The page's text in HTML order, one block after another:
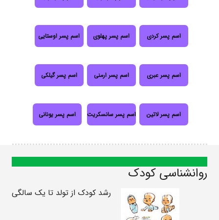
اسم پسر کردی اسم پسر پهلوی اسم پسر اوستایی
اسم پسر عبری اسم پسر ارمنی اسم پسر گیلکی
اسم پسر لاتین اسم پسر سانسکریت اسم پسر یونانی
روانشناسی کودک
رشد کودک از تولد تا یک سالگی